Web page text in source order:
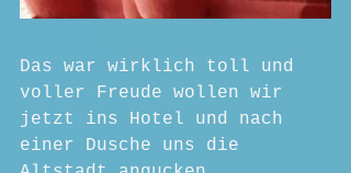
Das war wirklich toll und
voller Freude wollen wir
jetzt ins Hotel und nach
einer Dusche uns die